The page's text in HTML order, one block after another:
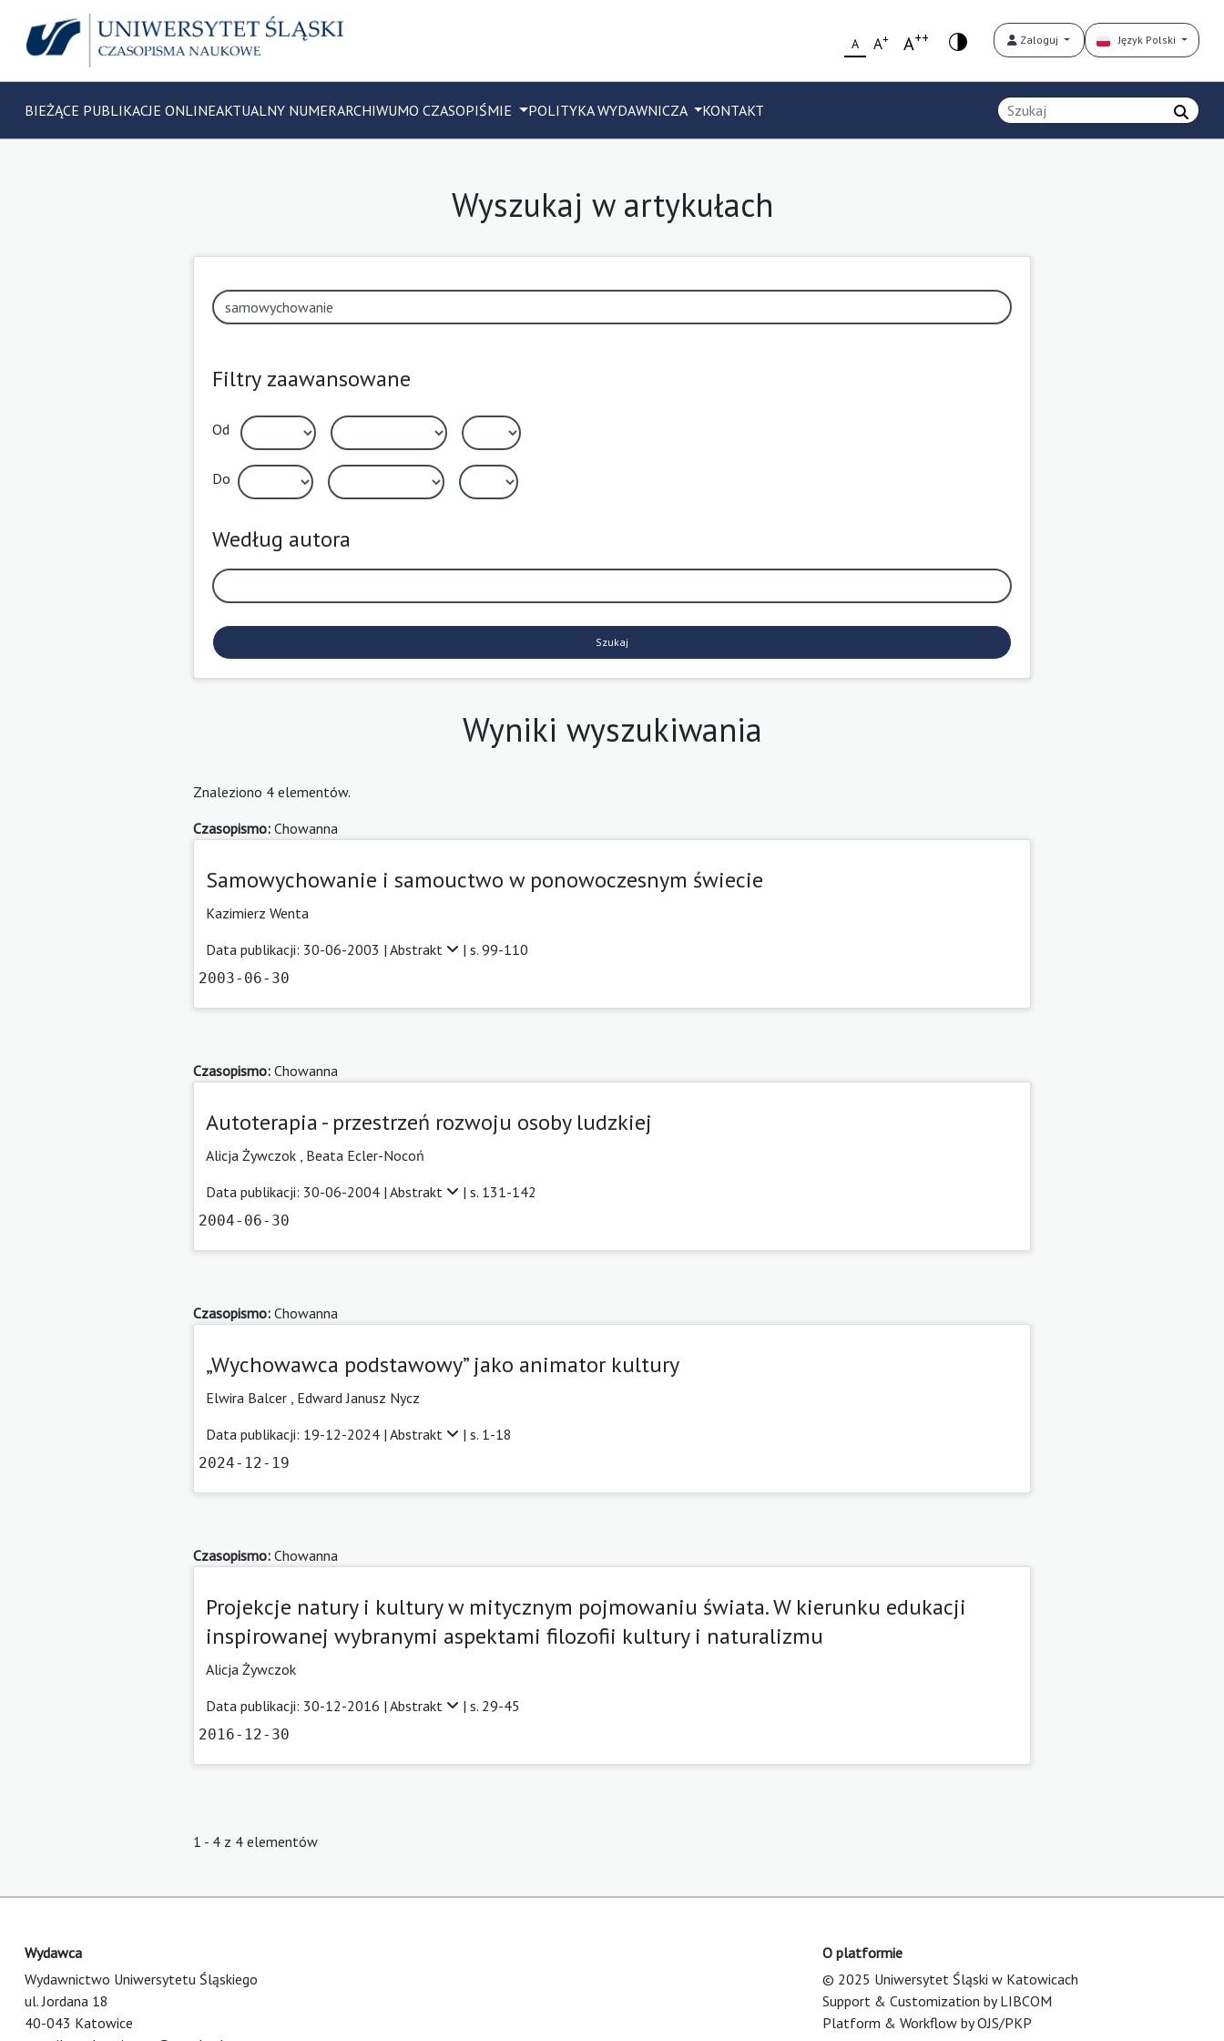
A A+ A++ Zaloguj Język Polski
BIEŻĄCE PUBLIKACJE ONLINEAKTUALNY NUMERARCHIWUMO CZASOPIŚMIE POLITYKA WYDAWNICZA KONTAKT
Wyszukaj w artykułach
Filtry zaawansowane
Od
Do
Według autora
Szukaj
Wyniki wyszukiwania
Znaleziono 4 elementów.
Czasopismo: Chowanna
Samowychowanie i samouctwo w ponowoczesnym świecie
Kazimierz Wenta
Data publikacji: 30-06-2003 | Abstrakt | s. 99-110
2003-06-30
Czasopismo: Chowanna
Autoterapia - przestrzeń rozwoju osoby ludzkiej
Alicja Żywczok , Beata Ecler-Nocoń
Data publikacji: 30-06-2004 | Abstrakt | s. 131-142
2004-06-30
Czasopismo: Chowanna
„Wychowawca podstawowy” jako animator kultury
Elwira Balcer Edward Janusz Nycz
Data publikacji: 19-12-2024 | Abstrakt | s. 1-18
2024-12-19
Czasopismo: Chowanna
Projekcje natury i kultury w mitycznym pojmowaniu świata. W kierunku edukacji
inspirowanej wybranymi aspektami filozofii kultury i naturalizmu
Alicja Żywczok
Data publikacji: 30-12-2016 | Abstrakt | s. 29-45
2016-12-30
1 - 4 z 4 elementów
Wydawca
Wydawnictwo Uniwersytetu Śląskiego
ul. Jordana 18
40-043 Katowice
O platformie
© 2025 Uniwersytet Śląski w Katowicach
Support & Customization by LIBCOM
Platform & Workflow by OJS/PKP